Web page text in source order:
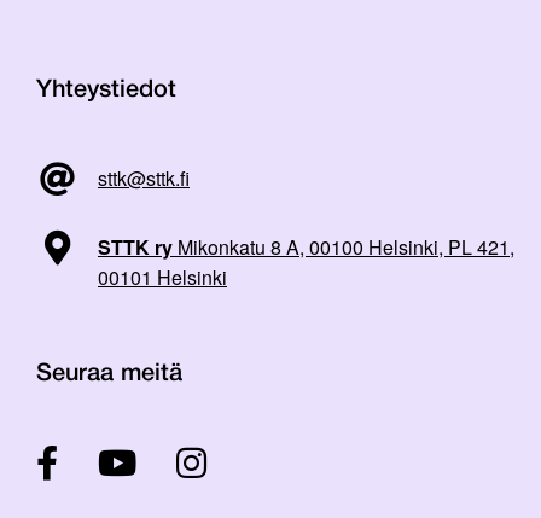
Yhteystiedot
sttk@sttk.fi
STTK ry Mikonkatu 8 A, 00100 Helsinki, PL 421,
00101 Helsinki
Seuraa meitä